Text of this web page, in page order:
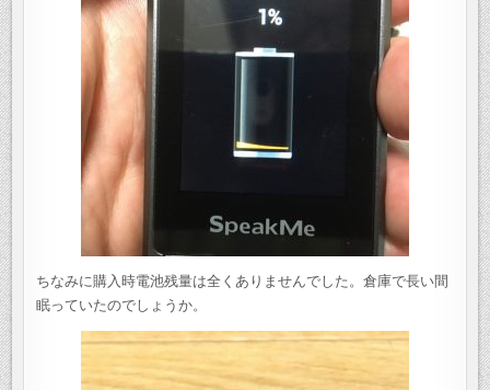
ちなみに購入時電池残量は全くありませんでした。倉庫で長い間
眠っていたのでしょうか。